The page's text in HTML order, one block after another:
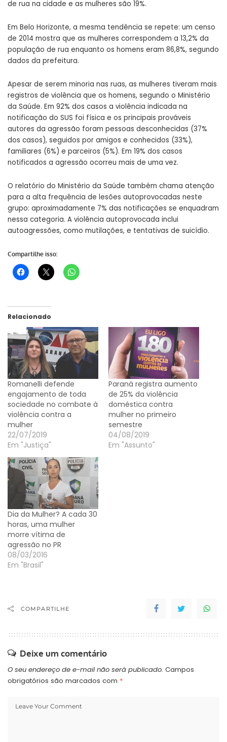
de rua na cidade e as mulheres são 19%.
Em Belo Horizonte, a mesma tendência se repete: um censo
de 2014 mostra que as mulheres correspondem a 13,2% da
população de rua enquanto os homens eram 86,8%, segundo
dados da prefeitura.
Apesar de serem minoria nas ruas, as mulheres tiveram mais
registros de violência que os homens, segundo o Ministério
da Saúde. Em 92% dos casos a violência indicada na
notificação do SUS foi física e os principais prováveis
autores da agressão foram pessoas desconhecidas (37%
dos casos), seguidos por amigos e conhecidos (33%),
familiares (6%) e parceiros (5%). Em 19% dos casos
notificados a agressão ocorreu mais de uma vez.
O relatório do Ministério da Saúde também chama atenção
para a alta frequência de lesões autoprovocadas neste
grupo: aproximadamente 7% das notificações se enquadram
nessa categoria. A violência autoprovocada inclui
autoagressões, como mutilações, e tentativas de suicídio.
Compartilhe isso:
Relacionado
Romanelli defende
engajamento de toda
sociedade no combate à
violência contra a
mulher
22/07/2019
Em "Justiça"
Paraná registra aumento
de 25% da violência
doméstica contra
mulher no primeiro
semestre
04/08/2019
Em "Assunto"
Dia da Mulher? A cada 30
horas, uma mulher
morre vítima de
agressão no PR
08/03/2016
Em "Brasil"
COMPARTILHE
Deixe um comentário
O seu endereço de e-mail não será publicado. Campos
obrigatórios são marcados com *